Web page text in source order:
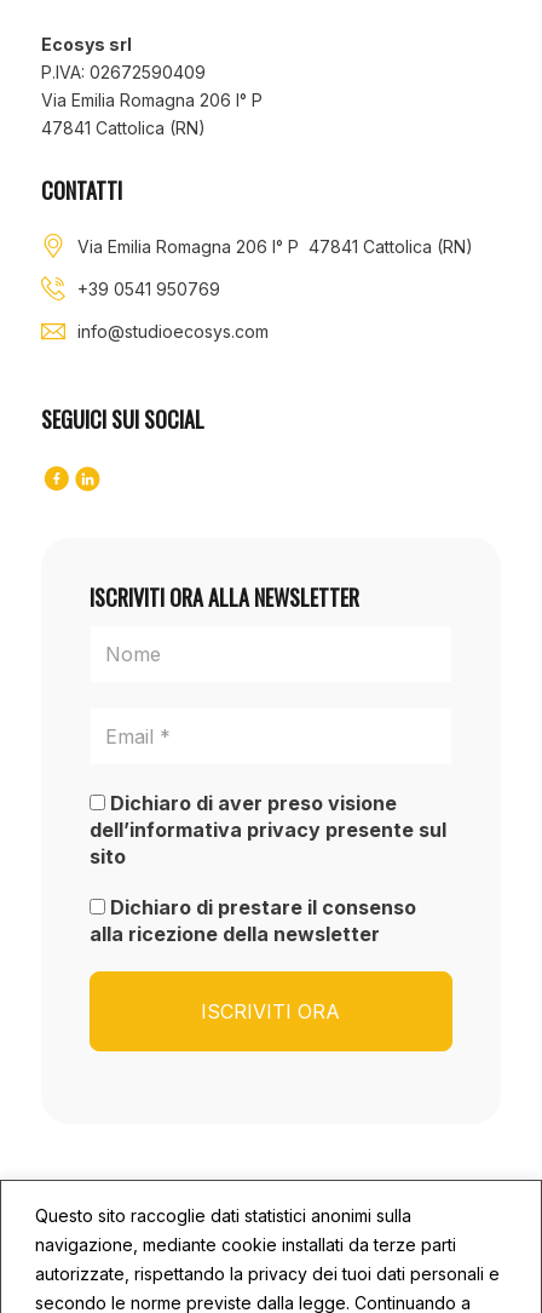
Questo sito raccoglie dati statistici anonimi sulla
navigazione, mediante cookie installati da terze parti
autorizzate, rispettando la privacy dei tuoi dati personali e
secondo le norme previste dalla legge. Continuando a
Ecosys srl
P.IVA: 02672590409
Via Emilia Romagna 206 I° P
47841 Cattolica (RN)
CONTATTI
Via Emilia Romagna 206 I° P 47841 Cattolica (RN)
+39 0541 950769
info@studioecosys.com
SEGUICI SUI SOCIAL
ISCRIVITI ORA ALLA NEWSLETTER
Dichiaro di aver preso visione
dell’informativa privacy presente sul
sito
Dichiaro di prestare il consenso
alla ricezione della newsletter